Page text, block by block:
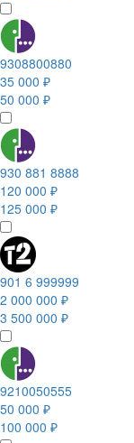
9308800880
35 000 ₽
50 000 ₽
930 881 8888
120 000 ₽
125 000 ₽
901 6 999999
2 000 000 ₽
3 500 000 ₽
9210050555
50 000 ₽
100 000 ₽